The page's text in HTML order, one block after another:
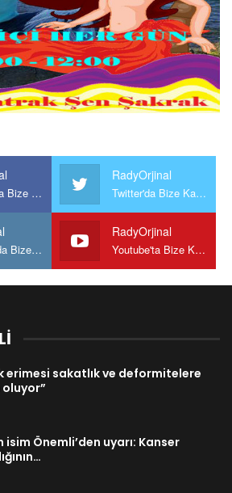
Facebook'ta Bize Katılın
RadyOrjinal
Twitter'da Bize Katılın
Instagram'da Bize katılın
RadyOrjinal
Youtube'ta Bize Katılın
erimesi sakatlık ve deformitelere
isim Önemli’den uyarı: Kanser